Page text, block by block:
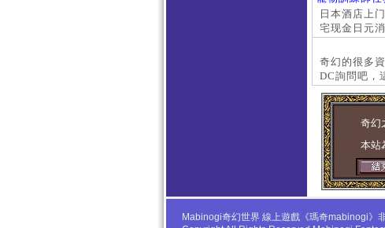
本萝莉 #大
日本酒店上
宅现金日元
大阪外约 #
#日本女孩 #
奇幻的很多
DC詢問吧，
奇幻
本站
Mabinogi奇幻世界 線上遊戲《瑪奇mabinogi》